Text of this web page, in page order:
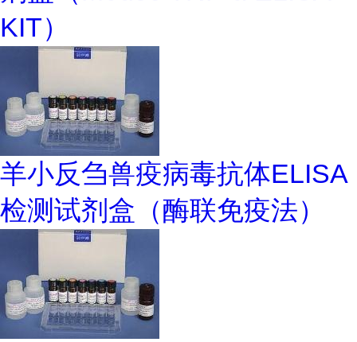
KIT）
羊小反刍兽疫病毒抗体ELISA
检测试剂盒（酶联免疫法）